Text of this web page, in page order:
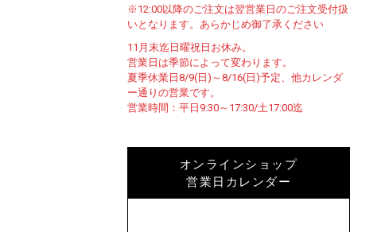
※12:00以降のご注文は翌営業日のご注文受付扱
いとなります。あらかじめ御了承ください
11月末迄日曜祝日お休み。
営業日は季節によって変わります。
夏季休業日8/9(日)～8/16(日)予定、他カレンダ
ー通りの営業です。
営業時間：平日9:30～17:30/土17:00迄
オンラインショップ
営業日カレンダー